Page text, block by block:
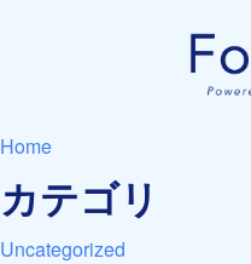
Home
カテゴリ
Uncategorized